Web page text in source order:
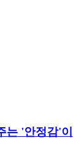
는 '안정감'이